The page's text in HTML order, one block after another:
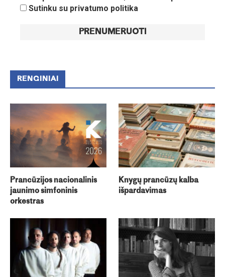
Sutinku su privatumo politika
RENGINIAI
Prancūzijos nacionalinis
jaunimo simfoninis
orkestras
Knygų prancūzų kalba
išpardavimas